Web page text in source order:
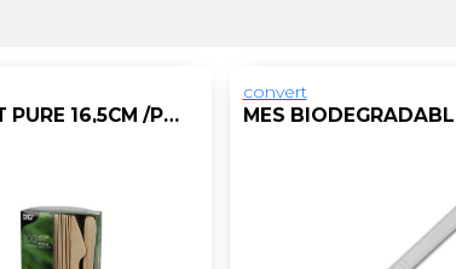
MES HOUT PURE 16,5CM /PK100
convert